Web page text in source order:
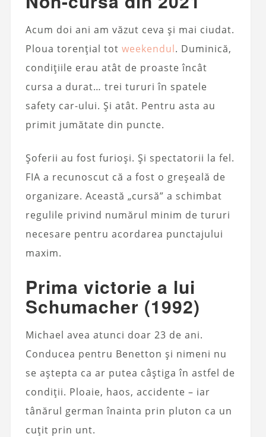
Acum doi ani am văzut ceva și mai ciudat.
Ploua torențial tot weekendul. Duminică,
condițiile erau atât de proaste încât
cursa a durat… trei tururi în spatele
safety car-ului. Și atât. Pentru asta au
primit jumătate din puncte.
Șoferii au fost furioși. Și spectatorii la fel.
FIA a recunoscut că a fost o greșeală de
organizare. Această „cursă” a schimbat
regulile privind numărul minim de tururi
necesare pentru acordarea punctajului
maxim.
Prima victorie a lui
Schumacher (1992)
Michael avea atunci doar 23 de ani.
Conducea pentru Benetton și nimeni nu
se aștepta ca ar putea câștiga în astfel de
condiții. Ploaie, haos, accidente – iar
tânărul german înainta prin pluton ca un
cuțit prin unt.